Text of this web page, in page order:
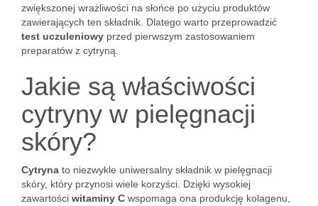
zwiększonej wrażliwości na słońce po użyciu produktów
zawierających ten składnik. Dlatego warto przeprowadzić
test uczuleniowy przed pierwszym zastosowaniem
preparatów z cytryną.
Jakie są właściwości
cytryny w pielęgnacji
skóry?
Cytryna to niezwykle uniwersalny składnik w pielęgnacji
skóry, który przynosi wiele korzyści. Dzięki wysokiej
zawartości witaminy C wspomaga ona produkcję kolagenu,